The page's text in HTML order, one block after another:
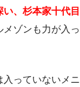
、杉本家十代目
ゾンも力が入っ
っていないメニ